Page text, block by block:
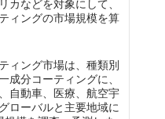
カなどを対象にして、
ィングの市場規模を算
ィング市場は、種類別
成分コーティングに、
自動車、医療、航空宇
ローバルと主要地域に